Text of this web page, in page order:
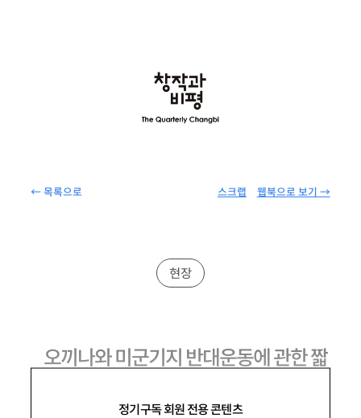
← 목록으로 웹북으로 보기 →
스크랩
정기구독 회원 전용 콘텐츠
현장
오끼나와 미군기지 반대운동에 관한 짧